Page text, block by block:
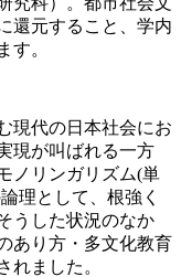
還元すること、学内
す。
現代の日本社会にお
現が叫ばれる一方
ノリンガリズム(単
理として、根強く
うした状況のなか
あり方・多文化教育
れました。